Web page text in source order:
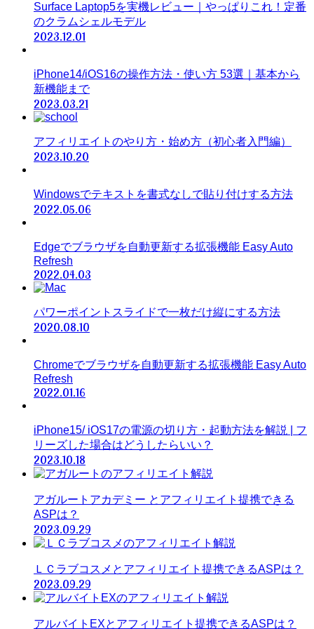
Surface Laptop5を実機レビュー｜やっぱりこれ！定番
のクラムシェルモデル
2023.12.01
iPhone14/iOS16の操作方法・使い方 53選｜基本から
新機能まで
2023.03.21
アフィリエイトのやり方・始め方（初心者入門編）
2023.10.20
Windowsでテキストを書式なしで貼り付けする方法
2022.05.06
Edgeでブラウザを自動更新する拡張機能 Easy Auto
Refresh
2022.04.03
パワーポイントスライドで一枚だけ縦にする方法
2020.08.10
Chromeでブラウザを自動更新する拡張機能 Easy Auto
Refresh
2022.01.16
iPhone15/ iOS17の電源の切り方・起動方法を解説 | フ
リーズした場合はどうしたらいい？
2023.10.18
アガルートアカデミー とアフィリエイト提携できる
ASPは？
2023.09.29
ＬＣラブコスメとアフィリエイト提携できるASPは？
2023.09.29
アルバイトEXとアフィリエイト提携できるASPは？